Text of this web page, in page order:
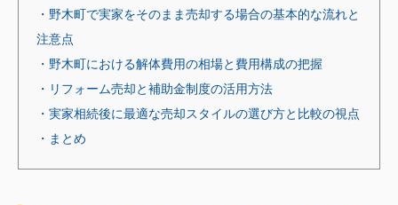
・野木町で実家をそのまま売却する場合の基本的な流れと
注意点
・野木町における解体費用の相場と費用構成の把握
・リフォーム売却と補助金制度の活用方法
・実家相続後に最適な売却スタイルの選び方と比較の視点
・まとめ